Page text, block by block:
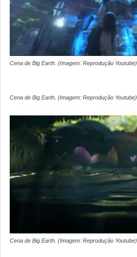
Cena de Big Earth. (Imagem: Reprodução Youtube)
Cena de Big Earth. (Imagem: Reprodução Youtube)
Cena de Big Earth. (Imagem: Reprodução Youtube)